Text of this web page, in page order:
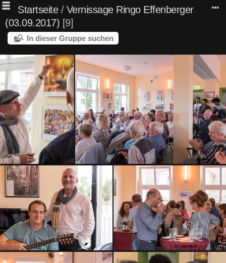
Startseite/ Vernissage Ringo Effenberger
(03.09.2017) 9
In dieser Gruppe suchen